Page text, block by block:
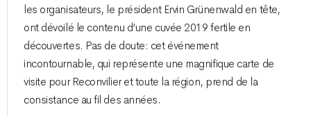
les organisateurs, le président Ervin Grünenwald en tête,
ont dévoilé le contenu d’une cuvée 2019 fertile en
découvertes. Pas de doute: cet événement
incontournable, qui représente une magnifique carte de
visite pour Reconvilier et toute la région, prend de la
consistance au fil des années.